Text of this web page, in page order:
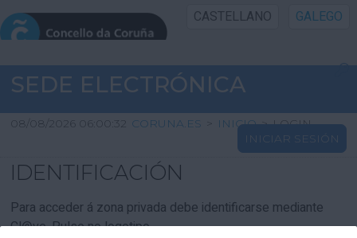
CASTELLANO GALEGO
INICIO SEDE
INICIO
INFORMACIÓN PÚBLICA
CARTAFOL CIDADÁN
SEDE ELECTRÓNICA
08/08/2026 06:00:32 CORUNA.ES > INICIO > LOGIN
INICIAR SESIÓN
IDENTIFICACIÓN
Para acceder á zona privada debe identificarse mediante
Cl@ve. Pulse no logotipo